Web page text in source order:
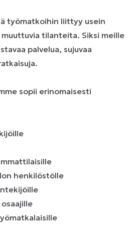
työmatkoihin liittyy usein
tilanteita. Siksi meille
palvelua, sujuvaa
sopii erinomaisesti
henkilöstölle